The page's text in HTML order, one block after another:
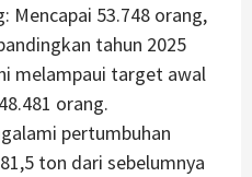
Mencapai 53.748 orang,
tahun 2025
melampaui target awal
orang.
pertumbuhan
ton dari sebelumnya